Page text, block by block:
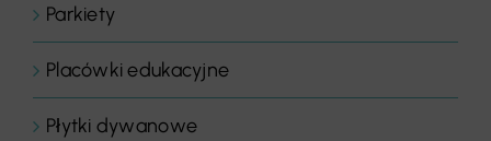
Parkiety
Placówki edukacyjne
Płytki dywanowe